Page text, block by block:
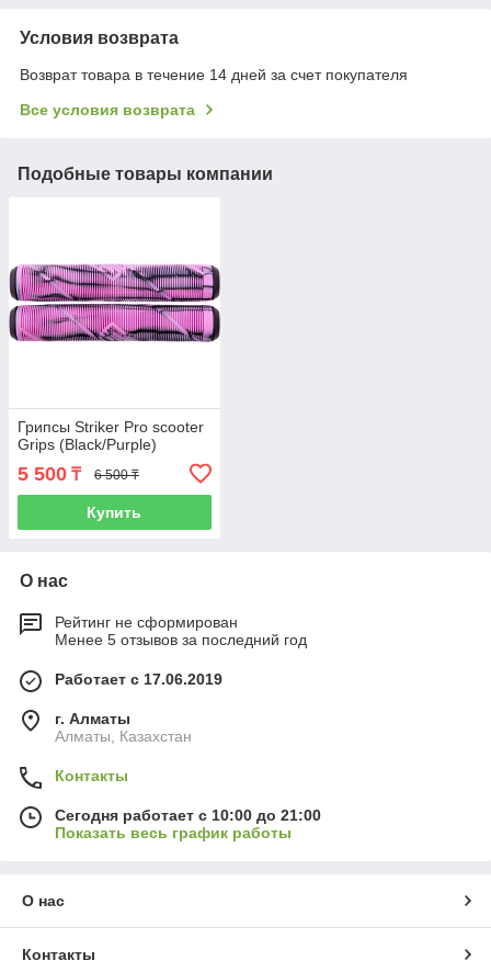
Условия возврата
Возврат товара в течение 14 дней за счет покупателя
Все условия возврата
Подобные товары компании
Грипсы Striker Pro scooter
Grips (Black/Purple)
5 500 ₸ 6 500 ₸
Купить
О нас
Рейтинг не сформирован
Менее 5 отзывов за последний год
Работает с 17.06.2019
г. Алматы
Алматы, Казахстан
Контакты
Сегодня работает с 10:00 до 21:00
Показать весь график работы
О нас
Контакты